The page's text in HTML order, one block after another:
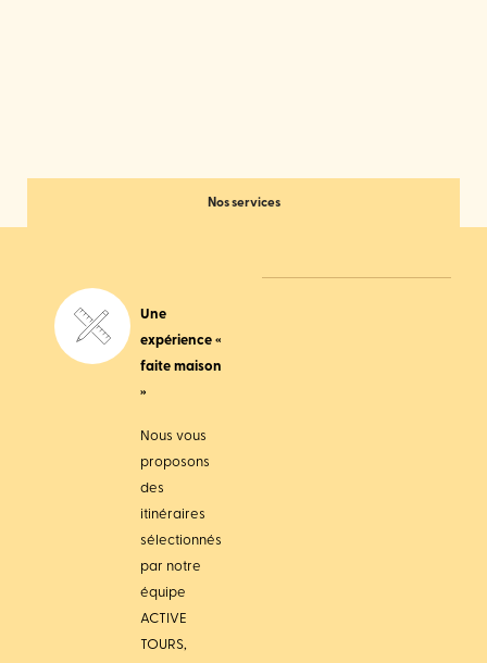
Nos services
Une
expérience «
faite maison
»
Nous vous
proposons
des
itinéraires
sélectionnés
par notre
équipe
ACTIVE
TOURS,